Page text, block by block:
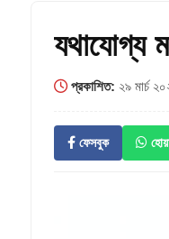
যথাযোগ্য
প্রকাশিত: ২৯ মার্চ
ফেসবুক